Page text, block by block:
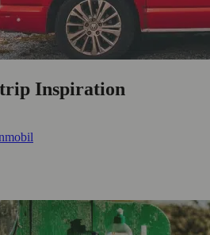
Inspiration